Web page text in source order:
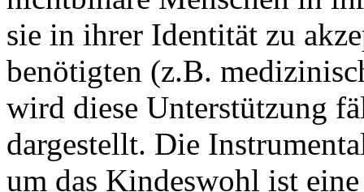
sie in ihrer Identität zu
benötigten (z.B.
wird diese Unterstützung
dargestellt. Die
um das Kindeswohl ist